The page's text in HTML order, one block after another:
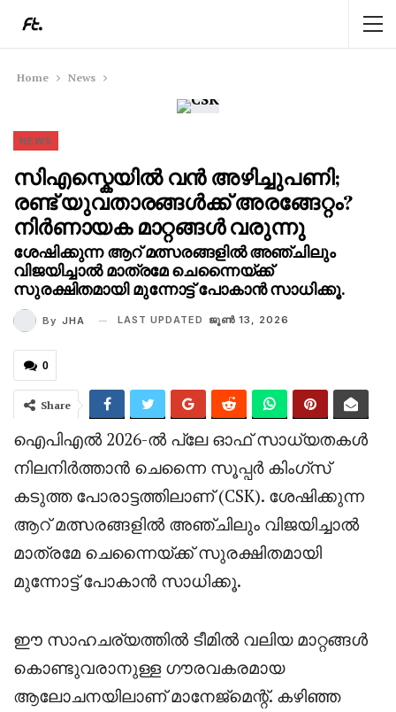
Home News
NEWS
സിഎസ്കെയിൽ വൻ അഴിച്ചുപണി;
രണ്ട് യുവതാരങ്ങൾക്ക് അരങ്ങേറ്റം?
നിർണായക മാറ്റങ്ങൾ വരുന്നു
ശേഷിക്കുന്ന ആറ് മത്സരങ്ങളിൽ അഞ്ചിലും
വിജയിച്ചാൽ മാത്രമേ ചെന്നൈയ്ക്ക്
സുരക്ഷിതമായി മുന്നോട്ട് പോകാൻ സാധിക്കൂ.
By JHA LAST UPDATED ജൂണ്‍ 13, 2026
0
Share
ഐപിഎൽ 2026-ൽ പ്ലേ ഓഫ് സാധ്യതകൾ
നിലനിർത്താൻ ചെന്നൈ സൂപ്പർ കിംഗ്‌സ്
കടുത്ത പോരാട്ടത്തിലാണ് (CSK). ശേഷിക്കുന്ന
ആറ് മത്സരങ്ങളിൽ അഞ്ചിലും വിജയിച്ചാൽ
മാത്രമേ ചെന്നൈയ്ക്ക് സുരക്ഷിതമായി
മുന്നോട്ട് പോകാൻ സാധിക്കൂ.
ഈ സാഹചര്യത്തിൽ ടീമിൽ വലിയ മാറ്റങ്ങൾ
കൊണ്ടുവരാനുള്ള ഗൗരവകരമായ
ആലോചനയിലാണ് മാനേജ്‌മെന്റ്. കഴിഞ്ഞ